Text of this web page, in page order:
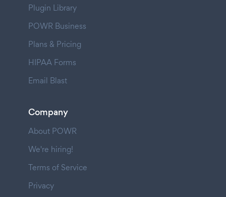
Plugin Library
POWR Business
Plans & Pricing
HIPAA Forms
Email Blast
Company
About POWR
We're hiring!
Terms of Service
Privacy